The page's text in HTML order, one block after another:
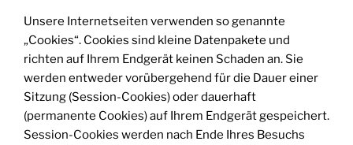
Unsere Internetseiten verwenden so genannte
„Cookies“. Cookies sind kleine Datenpakete und
richten auf Ihrem Endgerät keinen Schaden an. Sie
werden entweder vorübergehend für die Dauer einer
Sitzung (Session-Cookies) oder dauerhaft
(permanente Cookies) auf Ihrem Endgerät gespeichert.
Session-Cookies werden nach Ende Ihres Besuchs